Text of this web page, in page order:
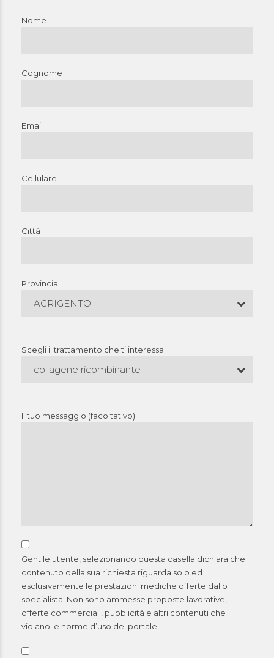
Nome
Cognome
Email
Cellulare
Città
Provincia
AGRIGENTO
Scegli il trattamento che ti interessa
collagene ricombinante
Il tuo messaggio (facoltativo)
Gentile utente, selezionando questa casella dichiara che il
contenuto della sua richiesta riguarda solo ed
esclusivamente le prestazioni mediche offerte dallo
specialista. Non sono ammesse proposte lavorative,
offerte commerciali, pubblicità e altri contenuti che
violano le norme d’uso del portale.